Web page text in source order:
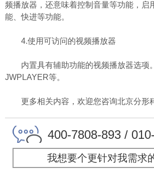
频播放器，还意味着控制音量等功能，启
能、快进等功能。
4.使用可访问的视频播放器
内置具有辅助功能的视频播放器选项。
JWPLAYER等。
更多相关内容，欢迎您咨询北京分形
400-7808-893 /
我想要个更针对我需求